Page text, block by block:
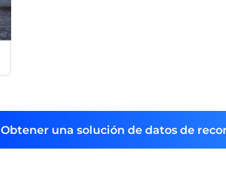
Obtener una solución de datos de